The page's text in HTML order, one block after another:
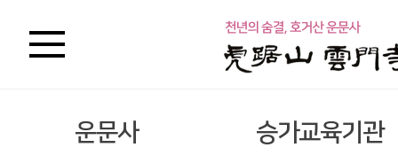
운문사 승가교육기관